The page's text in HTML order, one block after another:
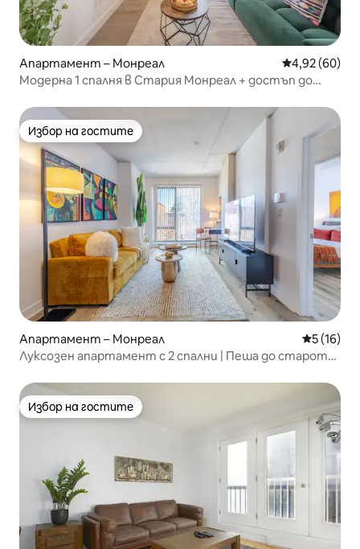
Апартамент – Монреал Средна
4,92 (60)
Модерна 1 спалня в Стария Монреал + достъп до
Избор на гостите
Избор на гостите
Апартамент – Монреал Средна
5 (16)
Луксозен апартамент с 2 спални | Пеша до старото
Избор на гостите
Избор на гостите